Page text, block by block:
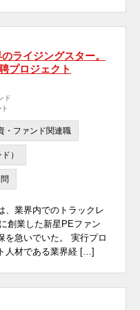
ライジングスター。
プロジェクト
ド
・ファンド関連職
）
、業界内でのトラックレ
創業した新星PEファン
を急いでいた。 実行プロ
人材である業界経 […]